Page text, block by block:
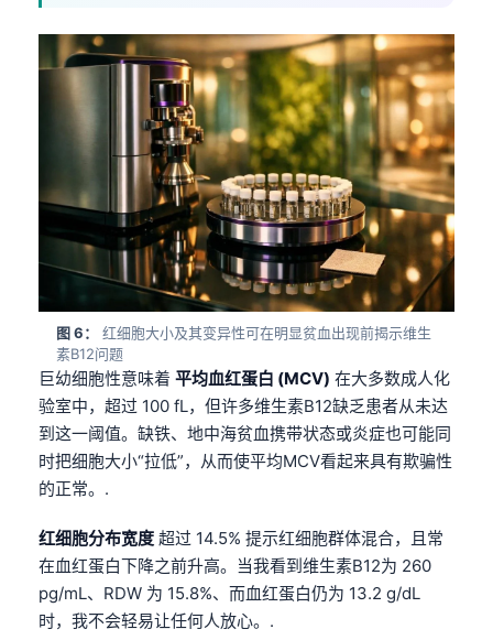
图 6：
红细胞大小及其变异性可在明显贫血出现前揭示维生
素B12问题
巨幼细胞性意味着 平均血红蛋白 (MCV) 在大多数成人化
验室中，超过 100 fL，但许多维生素B12缺乏患者从未达
到这一阈值。缺铁、地中海贫血携带状态或炎症也可能同
时把细胞大小“拉低”，从而使平均MCV看起来具有欺骗性
的正常。.
红细胞分布宽度 超过 14.5% 提示红细胞群体混合，且常
在血红蛋白下降之前升高。当我看到维生素B12为 260
pg/mL、RDW 为 15.8%、而血红蛋白仍为 13.2 g/dL
时，我不会轻易让任何人放心。.
Suomi
Hrvatski
Slovenčina
سنڌي
සිංහල
অসমীয়া
Galego
Latviešu valoda
Македонски јазик
Euskara
Gàidhlig
Occitan
العربية المغربية
Afrikaans
Монгол